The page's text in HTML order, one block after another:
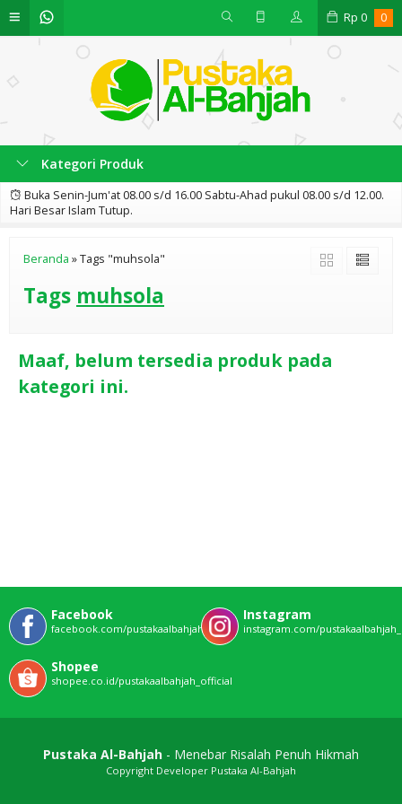
Rp 0 0
Kategori Produk
Buka Senin-Jum'at 08.00 s/d 16.00 Sabtu-Ahad pukul 08.00 s/d 12.00.
Hari Besar Islam Tutup.
Beranda »Tags "muhsola"
Tags muhsola
Maaf, belum tersedia produk pada
kategori ini.
Facebook
facebook.com/pustakaalbahjahofficial
Instagram
instagram.com/
Shopee
shopee.co.id/pustakaalbahjah_official
Pustaka Al-Bahjah - Menebar Risalah Penuh Hikmah
Copyright Developer Pustaka Al-Bahjah